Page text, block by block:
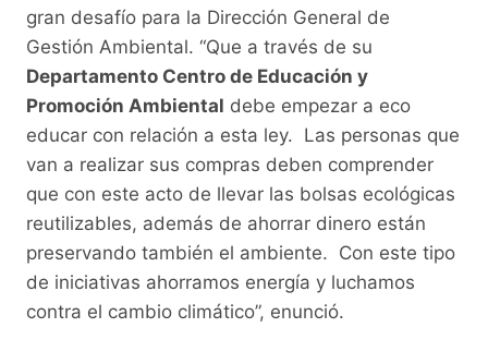
gran desafío para la Dirección General de
Gestión Ambiental. “Que a través de su
Departamento Centro de Educación y
Promoción Ambiental debe empezar a eco
educar con relación a esta ley. Las personas que
van a realizar sus compras deben comprender
que con este acto de llevar las bolsas ecológicas
reutilizables, además de ahorrar dinero están
preservando también el ambiente. Con este tipo
de iniciativas ahorramos energía y luchamos
contra el cambio climático”, enunció.